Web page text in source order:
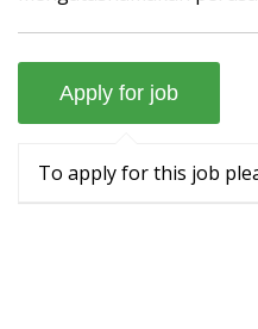
To apply for this job